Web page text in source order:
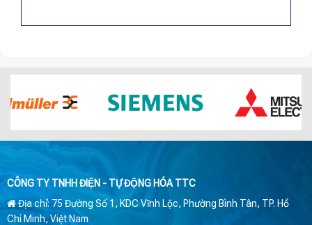
CÔNG TY TNHH ĐIỆN - TỰ ĐỘNG HÓA TTC
Địa chỉ: 75 Đường Số 1, KDC Vĩnh Lộc, Phường Bình Tân, TP. Hồ
Chí Minh, Việt Nam